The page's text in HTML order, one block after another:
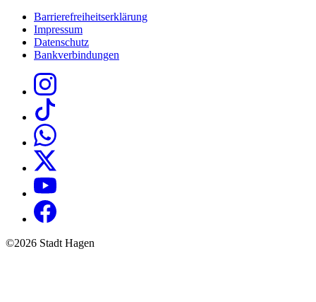
Barrierefreiheitserklärung
Impressum
Datenschutz
Bankverbindungen
©2026 Stadt Hagen